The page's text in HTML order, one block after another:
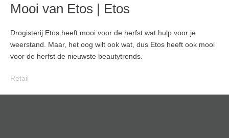
Mooi van Etos | Etos
Drogisterij Etos heeft mooi voor de herfst wat hulp voor je
weerstand. Maar, het oog wilt ook wat, dus Etos heeft ook mooi
voor de herfst de nieuwste beautytrends.
Retail